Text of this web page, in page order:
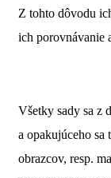
Z tohto dôvodu
ich porovnávanie
Všetky sady sa z
a opakujúceho
obrazcov, resp.